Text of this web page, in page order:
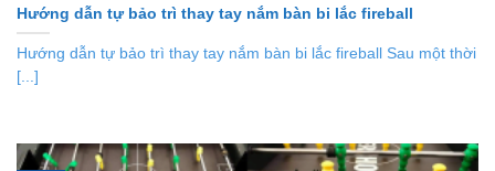
Hướng dẫn tự bảo trì thay tay nắm bàn bi lắc fireball
Hướng dẫn tự bảo trì thay tay nắm bàn bi lắc fireball Sau một thời
[...]